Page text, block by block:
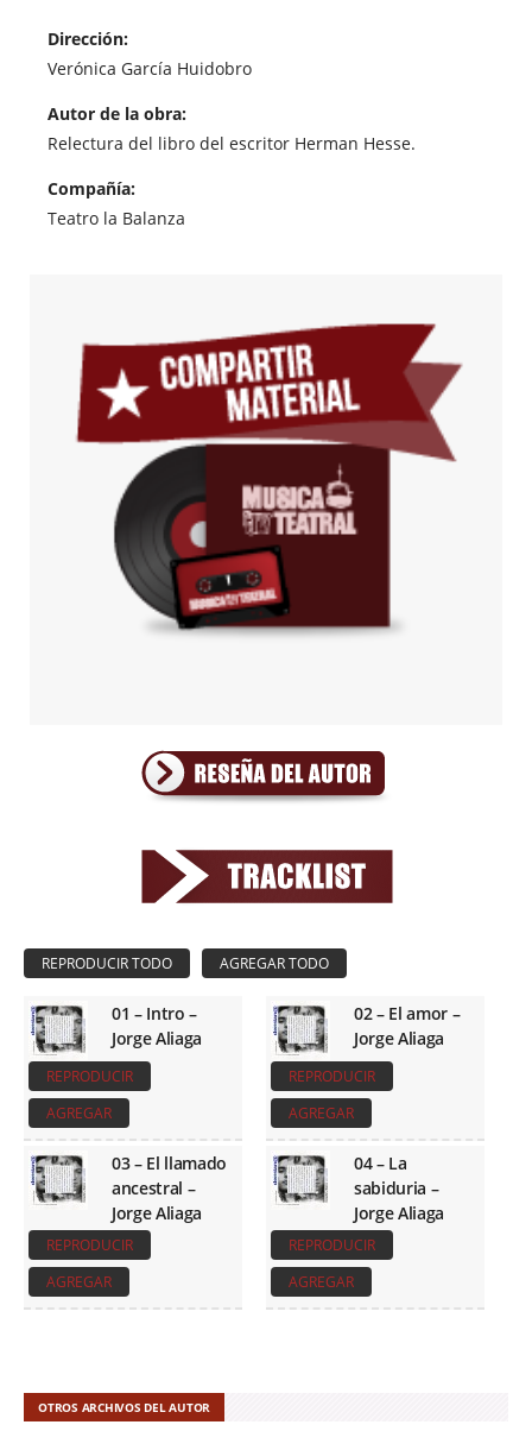
Dirección:
Verónica García Huidobro
Autor de la obra:
Relectura del libro del escritor Herman Hesse.
Compañía:
Teatro la Balanza
01 – Intro –
Jorge Aliaga
REPRODUCIR
AGREGAR
02 – El amor –
Jorge Aliaga
REPRODUCIR
AGREGAR
03 – El llamado
ancestral –
Jorge Aliaga
REPRODUCIR
AGREGAR
04 – La
sabiduria –
Jorge Aliaga
REPRODUCIR
AGREGAR
OTROS ARCHIVOS DEL AUTOR